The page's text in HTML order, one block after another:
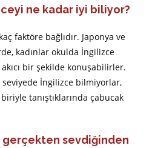
ne kadar iyi biliyor?
faktöre bağlıdır. Japonya ve
kadınlar okulda İngilizce
bir şekilde konuşabilirler.
İngilizce bilmiyorlar,
tanıştıklarında çabucak
gerçekten sevdiğinden